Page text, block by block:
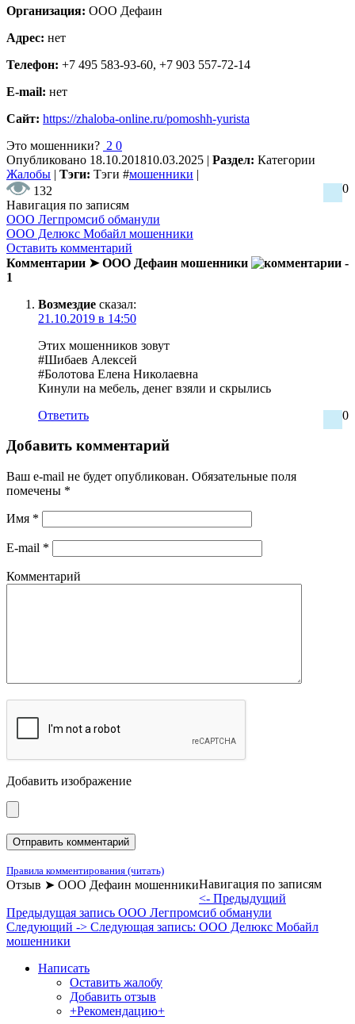
Организация: ООО Дефаин
Адрес: нет
Телефон: +7 495 583-93-60, +7 903 557-72-14
E-mail: нет
Сайт: https://zhaloba-online.ru/pomoshh-yurista
Это мошенники? 2 0
Опубликовано 18.10.201810.03.2025 | Раздел: Категории
Жалобы | Тэги: Тэги #мошенники |
132
0
Навигация по записям
ООО Легпромсиб обманули
ООО Делюкс Мобайл мошенники
Оставить комментарий
Комментарии ➤ ООО Дефаин мошенники
-
1
Возмездие сказал:
21.10.2019 в 14:50
Этих мошенников зовут
#Шибаев Алексей
#Болотова Елена Николаевна
Кинули на мебель, денег взяли и скрылись
0
Ответить
Добавить комментарий
Ваш e-mail не будет опубликован. Обязательные поля
помечены *
Имя *
E-mail *
Комментарий
Добавить изображение
Правила комментирования (читать)
Отзыв ➤ ООО Дефаин мошенникиНавигация по записям
<- Предыдущий
Предыдущая запись ООО Легпромсиб обманули
Следующий -> Следующая запись: ООО Делюкс Мобайл
мошенники
Написать
Оставить жалобу
Добавить отзыв
+Рекомендацию+